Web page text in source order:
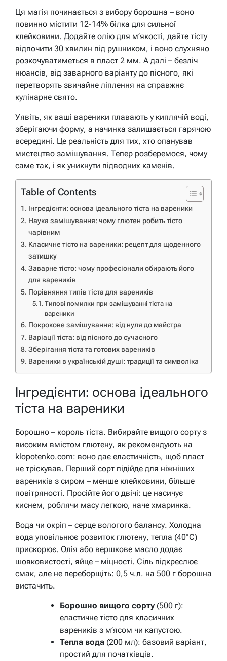
Ця магія починається з вибору борошна – воно
повинно містити 12-14% білка для сильної
клейковини. Додайте олію для м’якості, дайте тісту
відпочити 30 хвилин під рушником, і воно слухняно
розкочуватиметься в пласт 2 мм. А далі – безліч
нюансів, від заварного варіанту до пісного, які
перетворять звичайне ліплення на справжнє
кулінарне свято.
Уявіть, як ваші вареники плавають у киплячій воді,
зберігаючи форму, а начинка залишається гарячою
всередині. Це реальність для тих, хто опанував
мистецтво замішування. Тепер розберемося, чому
саме так, і як уникнути підводних каменів.
Table of Contents
Інгредієнти: основа ідеального тіста на вареники
Наука замішування: чому глютен робить тісто
чарівним
Класичне тісто на вареники: рецепт для щоденного
затишку
Заварне тісто: чому професіонали обирають його
для вареників
Порівняння типів тіста для вареників
Типові помилки при замішуванні тіста на
вареники
Покрокове замішування: від нуля до майстра
Варіації тіста: від пісного до сучасного
Зберігання тіста та готових вареників
Вареники в українській душі: традиції та символіка
Інгредієнти: основа ідеального
тіста на вареники
Борошно – король тіста. Вибирайте вищого сорту з
високим вмістом глютену, як рекомендують на
klopotenko.com: воно дає еластичність, щоб пласт
не тріскував. Перший сорт підійде для ніжніших
вареників з сиром – менше клейковини, більше
повітряності. Просійте його двічі: це насичує
киснем, роблячи масу легкою, наче хмаринка.
Вода чи окріп – серце вологого балансу. Холодна
вода уповільнює розвиток глютену, тепла (40°C)
прискорює. Олія або вершкове масло додає
шовковистості, яйце – міцності. Сіль підкреслює
смак, але не переборщіть: 0,5 ч.л. на 500 г борошна
вистачить.
Борошно вищого сорту (500 г):
еластичне тісто для класичних
вареників з м’ясом чи капустою.
Тепла вода (200 мл): базовий варіант,
простий для початківців.